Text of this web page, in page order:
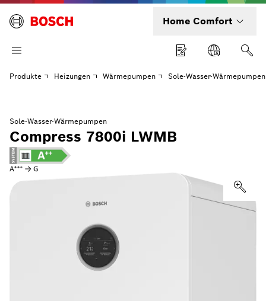
Home Comfort
Produkte Heizungen Wärmepumpen Sole-Wasser-Wärmepumpen
Sole-Wasser-Wärmepumpen
Compress 7800i LWMB